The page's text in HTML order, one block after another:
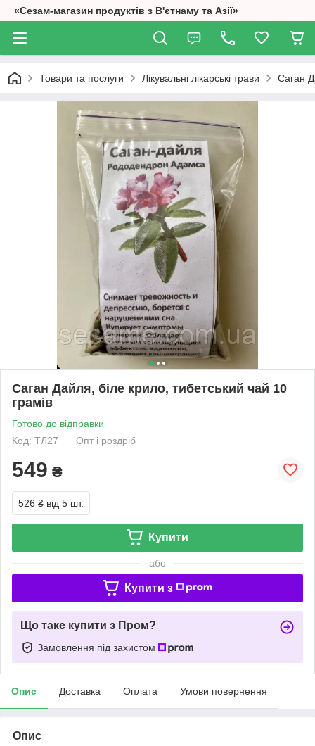
«Сезам-магазин продуктів з В'єтнаму та Азії»
Товари та послуги Лікувальні лікарські трави Саган
Саган Дайля, біле крило, тибетський чай 10
грамів
Готово до відправки
Код: ТЛ27
Опт і роздріб
549 ₴
526 ₴ від 5 шт.
Купити
або
Купити з
Що таке купити з Пром?
Замовлення під захистом
Опис Доставка Оплата Умови повернення
Опис